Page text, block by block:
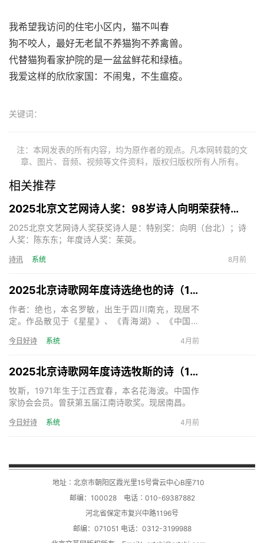
我希望我访问的住宅小区内，猫不叫春
狗不咬人，最好无老鼠不养猫狗不养禽兽。
代替猫狗看家护院的是一盆盆鲜花和绿植。
我爱这样的欣欣家国：不闹鬼，不生瘟疫。
关键词：
注：本网发表的所有内容，均为原作者的观点。凡本网转载的文
章、图片、音频、视频等文件资料，版权归版权所有人所有。
相关推荐
2025北京文艺网诗人奖：98岁诗人向明荣获特别奖，陈东东荣获诗人奖，茱萸荣获年度诗人奖！
2025北京文艺网诗人奖获奖诗人是：特别奖：向明（台北）；诗
人奖：陈东东；年度诗人奖：茱萸。
诗讯 系统 8月前
2025北京诗歌网年度诗选绝也的诗（15首）
作者：绝也，本名罗敏，出生于四川南充，现居不
定。作品散见于《星星》、《青海湖》、《中国诗
《神的呢喃》、《秋叶集》、《在成都的日子》、
《残梦》等。主编诗歌刊物三十余部。《天下诗歌》
诗刊主编。
今日好诗 系统 4月前
2025北京诗歌网年度诗选牧斯的诗（17首）
牧斯，1971年生于江西宜春，本名花海波。中国作
家协会会员。曾获第五届江南诗歌奖。现居南昌。
今日好诗 系统 4月前
地址∶北京市朝阳区霞光里15号霄云中心B座710
邮编：100028 电话∶010-69387882
河北省保定市复兴中路1196号
邮编：071051 电话：0312-3199988